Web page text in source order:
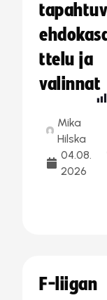
ttelu ja
valinnat
Mika
Hilska
04.08.
2026
F-liigan